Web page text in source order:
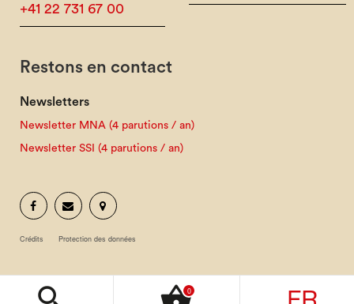
0
+41 22 731 67 00
Restons en contact
Newsletters
Newsletter MNA (4 parutions / an)
Newsletter SSI (4 parutions / an)
Crédits Protection des données